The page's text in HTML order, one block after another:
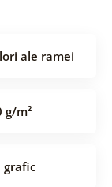
ale ramei
g/m²
grafic